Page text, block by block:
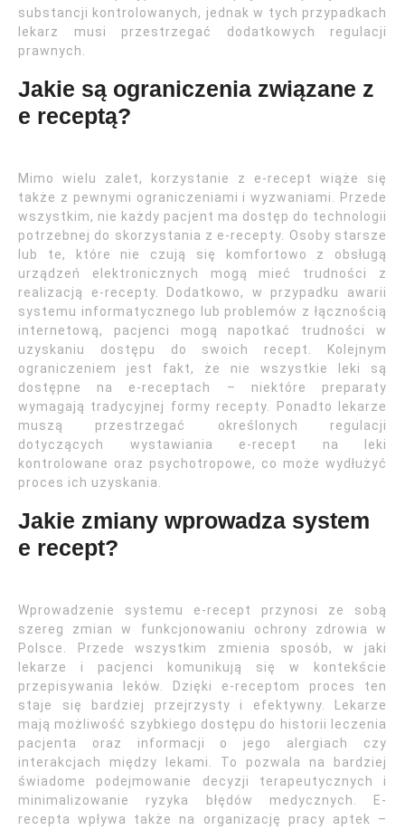
substancji kontrolowanych, jednak w tych przypadkach
lekarz musi przestrzegać dodatkowych regulacji
prawnych.
Jakie są ograniczenia związane z
e receptą?
Mimo wielu zalet, korzystanie z e-recept wiąże się
także z pewnymi ograniczeniami i wyzwaniami. Przede
wszystkim, nie każdy pacjent ma dostęp do technologii
potrzebnej do skorzystania z e-recepty. Osoby starsze
lub te, które nie czują się komfortowo z obsługą
urządzeń elektronicznych mogą mieć trudności z
realizacją e-recepty. Dodatkowo, w przypadku awarii
systemu informatycznego lub problemów z łącznością
internetową, pacjenci mogą napotkać trudności w
uzyskaniu dostępu do swoich recept. Kolejnym
ograniczeniem jest fakt, że nie wszystkie leki są
dostępne na e-receptach – niektóre preparaty
wymagają tradycyjnej formy recepty. Ponadto lekarze
muszą przestrzegać określonych regulacji
dotyczących wystawiania e-recept na leki
kontrolowane oraz psychotropowe, co może wydłużyć
proces ich uzyskania.
Jakie zmiany wprowadza system
e recept?
Wprowadzenie systemu e-recept przynosi ze sobą
szereg zmian w funkcjonowaniu ochrony zdrowia w
Polsce. Przede wszystkim zmienia sposób, w jaki
lekarze i pacjenci komunikują się w kontekście
przepisywania leków. Dzięki e-receptom proces ten
staje się bardziej przejrzysty i efektywny. Lekarze
mają możliwość szybkiego dostępu do historii leczenia
pacjenta oraz informacji o jego alergiach czy
interakcjach między lekami. To pozwala na bardziej
świadome podejmowanie decyzji terapeutycznych i
minimalizowanie ryzyka błędów medycznych. E-
recepta wpływa także na organizację pracy aptek –